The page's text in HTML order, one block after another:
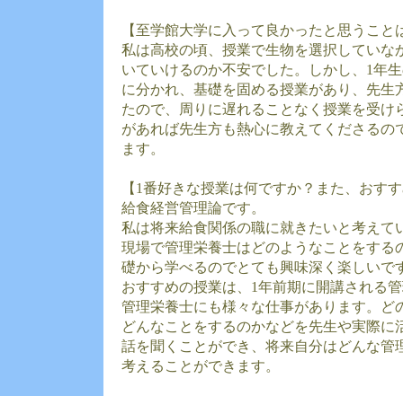
【至学館大学に入って良かったと思うこと
私は高校の頃、授業で生物を選択していな
いていけるのか不安でした。しかし、1年
に分かれ、基礎を固める授業があり、先生
たので、周りに遅れることなく授業を受け
があれば先生方も熱心に教えてくださるの
ます。
【1番好きな授業は何ですか？また、おす
給食経営管理論です。
私は将来給食関係の職に就きたいと考えて
現場で管理栄養士はどのようなことをする
礎から学べるのでとても興味深く楽しいで
おすすめの授業は、1年前期に開講される
管理栄養士にも様々な仕事があります。ど
どんなことをするのかなどを先生や実際に
話を聞くことができ、将来自分はどんな管
考えることができます。